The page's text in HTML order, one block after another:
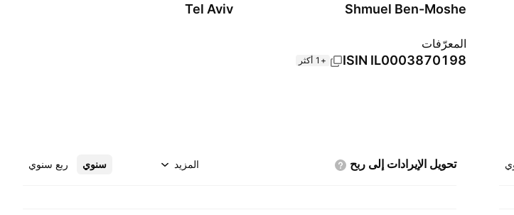
Shmuel Ben-Moshe
Tel Aviv
المعرّفات
ISIN IL0003870198 +1 أكثر
تحويل الإيرادات إلى ربح سنوي ربع سنوي المزيد